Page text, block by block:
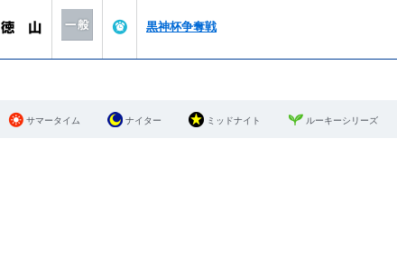
黒神杯争奪戦
サマータイム ナイター ミッドナイト ルーキーシリーズ